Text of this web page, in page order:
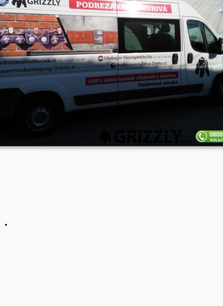
Podrezanie múrov domu v obci Lozorno.
Galerie obrázků